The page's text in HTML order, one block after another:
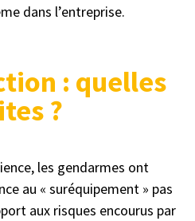
dans l’entreprise.
: quelles
?
les gendarmes ont
au « suréquipement » pas
aux risques encourus par